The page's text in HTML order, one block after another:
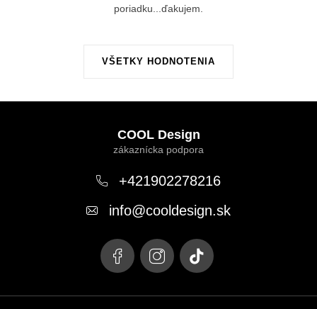
VŠETKY HODNOTENIA
poriadku...ďakujem.
COOL Design
+421902278216
info@cooldesign.sk